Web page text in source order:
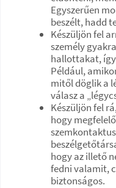
Egyszerűen
beszélt, hadd
Készüljön fel
személy
hallottakat,
Például,
mitől döglik a
válasz a
Készüljön fel
hogy
hogy az illető
fedni valamit,
biztonságos.